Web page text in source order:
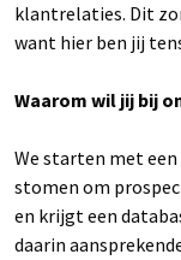
klantrelaties. Dit
want hier ben jij
Waarom wil jij bij
We starten met
stomen om
en krijgt een
daarin